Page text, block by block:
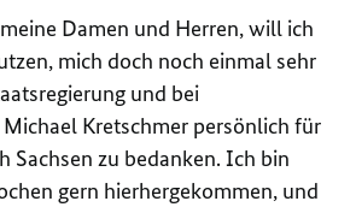
Damen und Herren, will ich
mich doch noch einmal sehr
und bei
Kretschmer persönlich für
Sachsen zu bedanken. Ich bin
gern hierhergekommen, und